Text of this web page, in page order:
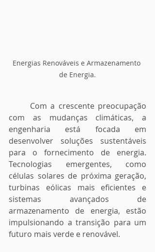
Energias Renováveis e Armazenamento
de Energia.
com as mudanças climáticas, a
engenharia está focada em
desenvolver soluções sustentáveis
para o fornecimento de energia.
Tecnologias emergentes, como
células solares de próxima geração,
turbinas eólicas mais eficientes e
sistemas avançados de
armazenamento de energia, estão
impulsionando a transição para um
futuro mais verde e renovável.